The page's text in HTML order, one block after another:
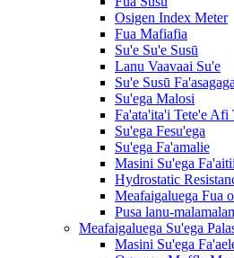
Osigen Index Meter
Fua Mafiafia
Su'e Su'e Susū
Lanu Vaavaai Su'e
Su'e Susū
Su'ega Malosi
Fa'ata'ita'i Tete'e Afi
Su'ega Fesu'ega
Su'ega Fa'amalie
Masini Su'ega
Hydrostatic
Meafaigaluega Fua
Pusa lanu-
Meafaigaluega Su'ega
Masini Su'ega